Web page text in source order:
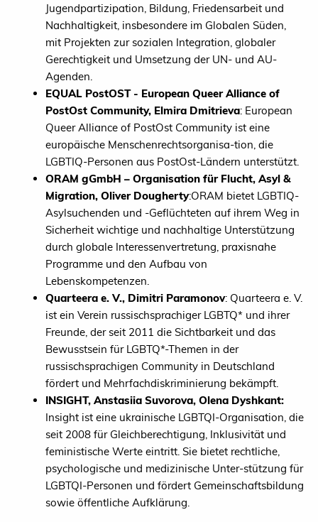
Jugendpartizipation, Bildung, Friedensarbeit und
Nachhaltigkeit, insbesondere im Globalen Süden,
mit Projekten zur sozialen Integration, globaler
Gerechtigkeit und Umsetzung der UN- und AU-
Agenden.
EQUAL PostOST - European Queer Alliance of
PostOst Community, Elmira Dmitrieva: European
Queer Alliance of PostOst Community ist eine
europäische Menschenrechtsorganisa-tion, die
LGBTIQ-Personen aus PostOst-Ländern unterstützt.
ORAM gGmbH – Organisation für Flucht, Asyl &
Migration, Oliver Dougherty:ORAM bietet LGBTIQ-
Asylsuchenden und -Geflüchteten auf ihrem Weg in
Sicherheit wichtige und nachhaltige Unterstützung
durch globale Interessenvertretung, praxisnahe
Programme und den Aufbau von
Lebenskompetenzen.
Quarteera e. V., Dimitri Paramonov: Quarteera e. V.
ist ein Verein russischsprachiger LGBTQ* und ihrer
Freunde, der seit 2011 die Sichtbarkeit und das
Bewusstsein für LGBTQ*-Themen in der
russischsprachigen Community in Deutschland
fördert und Mehrfachdiskriminierung bekämpft.
INSIGHT, Anstasiia Suvorova, Olena Dyshkant:
Insight ist eine ukrainische LGBTQI-Organisation, die
seit 2008 für Gleichberechtigung, Inklusivität und
feministische Werte eintritt. Sie bietet rechtliche,
psychologische und medizinische Unter-stützung für
LGBTQI-Personen und fördert Gemeinschaftsbildung
sowie öffentliche Aufklärung.